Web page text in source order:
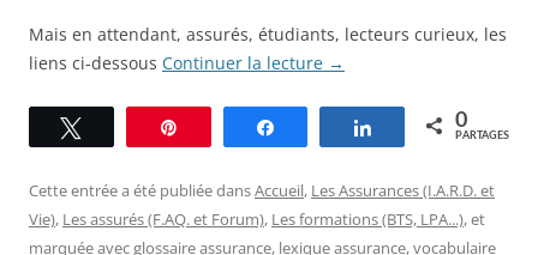
Mais en attendant, assurés, étudiants, lecteurs curieux, les
liens ci-dessous Continuer la lecture →
Partagez 0
PARTAGES
Cette entrée a été publiée dansAccueil, Les Assurances (I.A.R.D. et
Vie), Les assurés (F.AQ. et Forum), Les formations (BTS, LPA...), et
marquée avecglossaire assurance, lexique assurance,vocabulaire